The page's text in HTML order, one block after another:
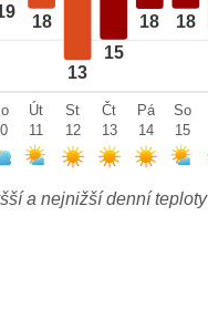
18
13
15
18 18
Út
11
St
12
Čt
13
Pá
14
So
15
a nejnižší denní